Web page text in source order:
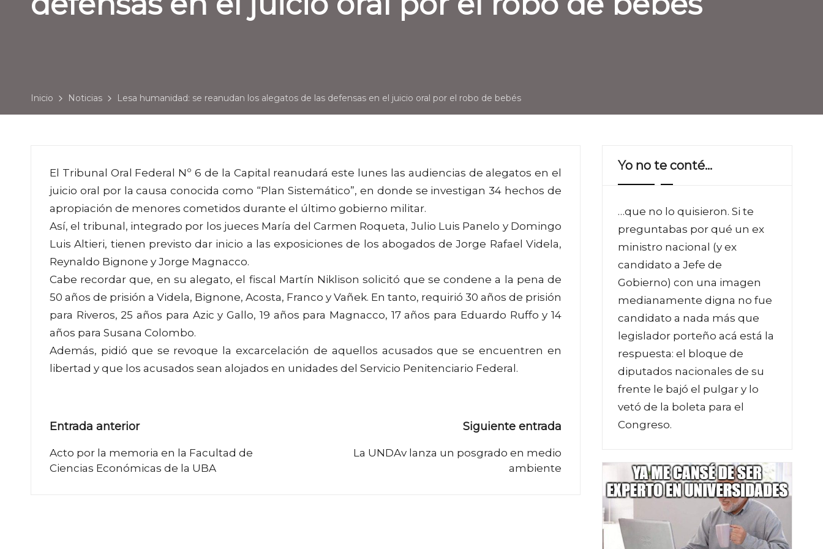
Inicio Noticias Lesa humanidad: se reanudan los alegatos de las defensas en el juicio oral por el robo de bebés
El Tribunal Oral Federal Nº 6 de la Capital reanudará este lunes las audiencias de alegatos en el
juicio oral por la causa conocida como “Plan Sistemático”, en donde se investigan 34 hechos de
apropiación de menores cometidos durante el último gobierno militar.
Así, el tribunal, integrado por los jueces María del Carmen Roqueta, Julio Luis Panelo y Domingo
Luis Altieri, tienen previsto dar inicio a las exposiciones de los abogados de Jorge Rafael Videla,
Reynaldo Bignone y Jorge Magnacco.
Cabe recordar que, en su alegato, el fiscal Martín Niklison solicitó que se condene a la pena de
50 años de prisión a Videla, Bignone, Acosta, Franco y Vañek. En tanto, requirió 30 años de prisión
para Riveros, 25 años para Azic y Gallo, 19 años para Magnacco, 17 años para Eduardo Ruffo y 14
años para Susana Colombo.
Además, pidió que se revoque la excarcelación de aquellos acusados que se encuentren en
libertad y que los acusados sean alojados en unidades del Servicio Penitenciario Federal.
Navegación
de
Entrada anterior
Acto por la memoria en la Facultad de
Ciencias Económicas de la UBA
Siguiente entrada
La UNDAv lanza un posgrado en medio
ambiente
Yo no te conté…
…que no lo quisieron. Si te
preguntabas por qué un ex
ministro nacional (y ex
candidato a Jefe de
Gobierno) con una imagen
medianamente digna no fue
candidato a nada más que
legislador porteño acá está la
respuesta: el bloque de
diputados nacionales de su
frente le bajó el pulgar y lo
vetó de la boleta para el
Congreso.